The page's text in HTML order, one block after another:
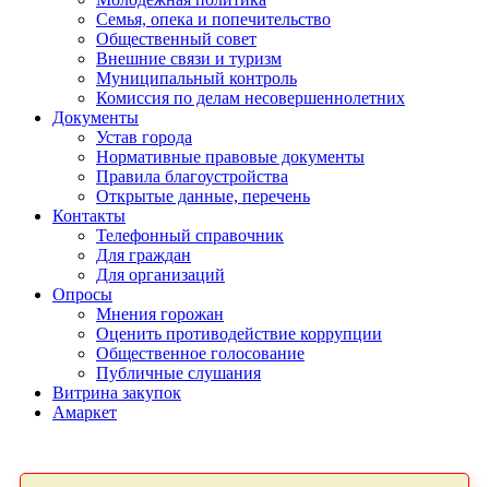
Семья, опека и попечительство
Общественный совет
Внешние связи и туризм
Муниципальный контроль
Комиссия по делам несовершеннолетних
Документы
Устав города
Нормативные правовые документы
Правила благоустройства
Открытые данные, перечень
Контакты
Телефонный справочник
Для граждан
Для организаций
Опросы
Мнения горожан
Оценить противодействие коррупции
Общественное голосование
Публичные слушания
Витрина закупок
Амаркет